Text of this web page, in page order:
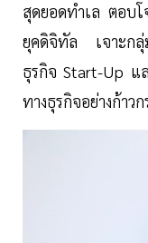
สุดยอดทำเล ตอบโ
ยุคดิจิทัล เจาะกลุ่
ธุรกิจ Start-Up แ
ทางธุรกิจอย่างก้าว